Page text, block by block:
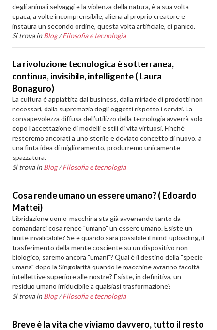
degli animali selvaggi e la violenza della natura, è a sua volta
opaca, a volte incomprensibile, aliena al proprio creatore e
instaura un secondo ordine, questa volta artificiale, di panico.
Si trova in Blog /Filosofia e tecnologia
La rivoluzione tecnologica è sotterranea,
continua, invisibile, intelligente ( Laura
Bonaguro)
La cultura è appiattita dal business, dalla miriade di prodotti non
necessari, dalla supremazia degli oggetti rispetto i servizi. La
consapevolezza diffusa dell’utilizzo della tecnologia avverrà solo
dopo l’accettazione di modelli e stili di vita virtuosi. Finché
resteremo ancorati a uno sterile e deviato concetto di nuovo, a
una finta idea di miglioramento, produrremo unicamente
spazzatura.
Si trova in Blog /Filosofia e tecnologia
Cosa rende umano un essere umano? ( Edoardo
Mattei)
L'ibridazione uomo-macchina sta già avvenendo tanto da
domandarci cosa rende "umano" un essere umano. Esiste un
limite invalicabile? Se e quando sarà possibile il mind-uploading, il
trasferimento della mente cosciente su un dispositivo non
biologico, saremo ancora "umani"? Qual è il destino della "specie
umana" dopo la Singolarità quando le macchine avranno facoltà
intellettive superiore alle nostre? Esiste, in definitiva, un
residuo umano irriducibile a qualsiasi trasformazione?
Si trova in Blog /Filosofia e tecnologia
Breve è la vita che viviamo davvero, tutto il resto